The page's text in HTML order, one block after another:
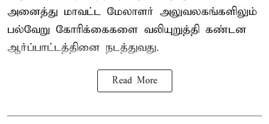
அனைத்து மாவட்ட மேலாளர் அலுவலகங்களிலும்
பல்வேறு கோரிக்கைகளை வலியுறுத்தி கண்டன
ஆர்ப்பாட்டத்தினை நடத்துவது.
Read More